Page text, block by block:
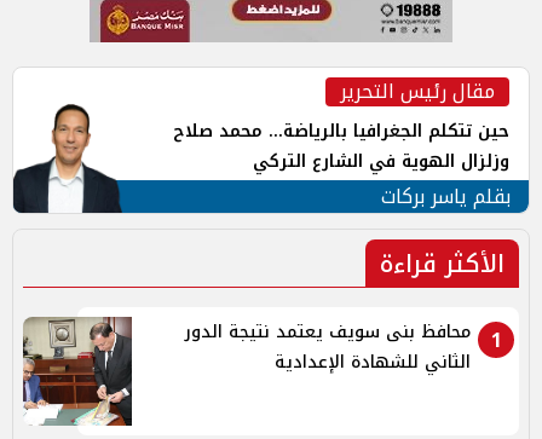
مقال رئيس التحرير
حين تتكلم الجغرافيا بالرياضة... محمد صلاح
وزلزال الهوية في الشارع التركي
بقلم ياسر بركات
الأكثر قراءة
1
محافظ بنى سويف يعتمد نتيجة الدور
الثاني للشهادة الإعدادية